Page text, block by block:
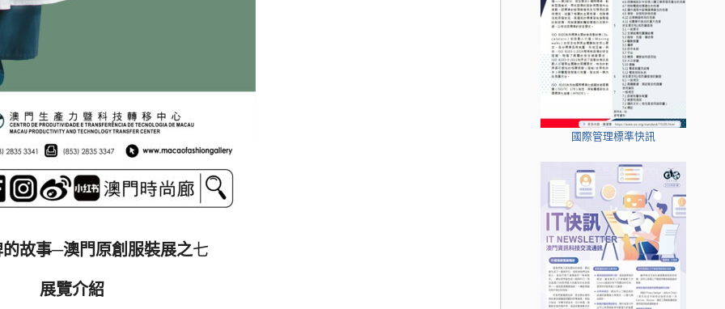
故事─澳門原創服裝展之七
展覽介紹
國際管理標準快訊